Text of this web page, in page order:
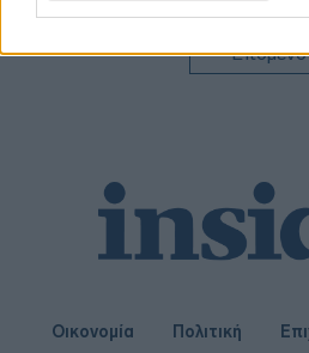
related to security, including
Επόμενο
Οικονομία Πολιτική